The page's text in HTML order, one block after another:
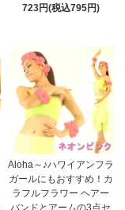
723円(税込795円)
Aloha～♪ハワイアンフラ
ガールにもおすすめ！カ
ラフルフラワー ヘアー
バンドとアームの3点セ